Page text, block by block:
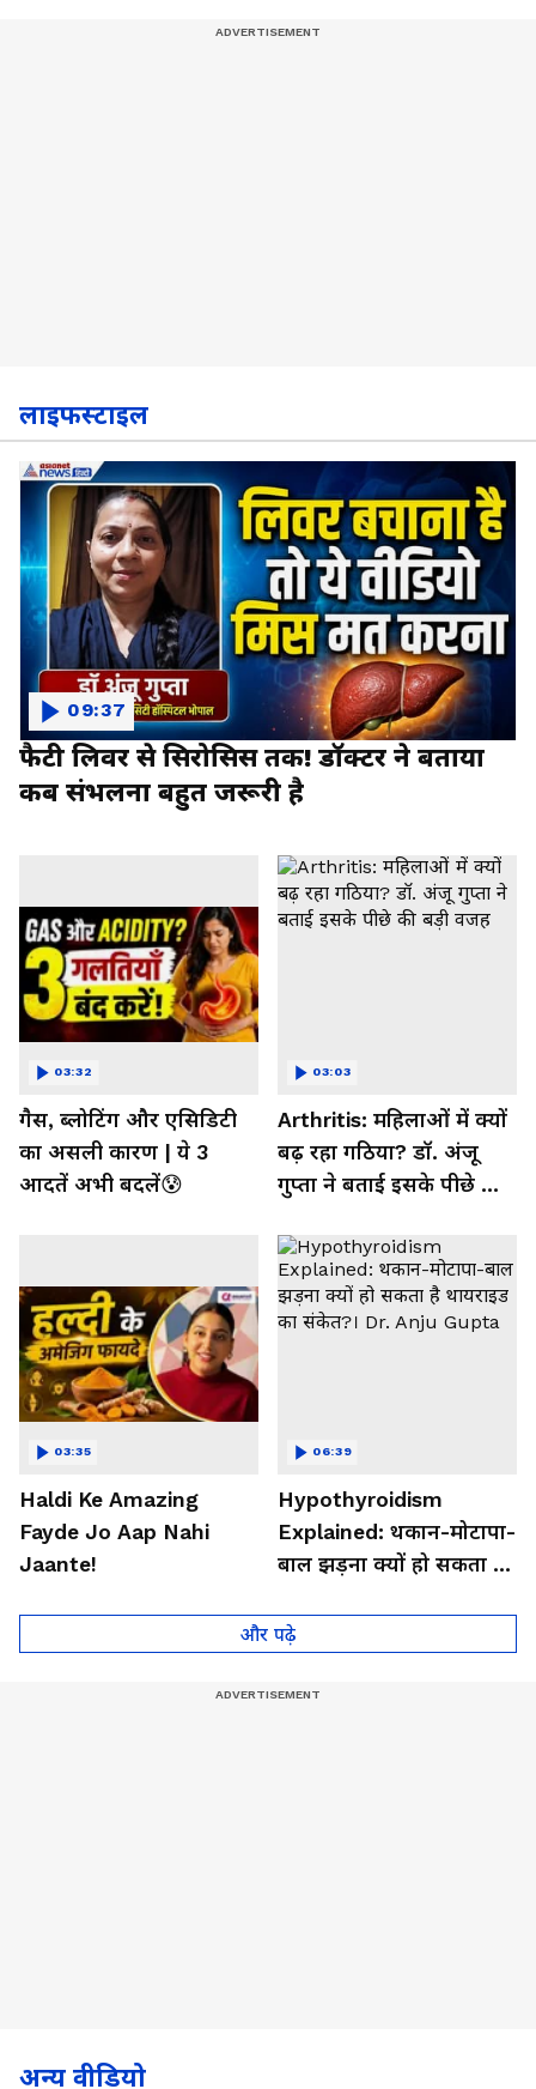
लाइफस्टाइल
फैटी लिवर से सिरोसिस तक! डॉक्टर ने बताया
कब संभलना बहुत जरूरी है
09:37
गैस, ब्लोटिंग और एसिडिटी
का असली कारण | ये 3
आदतें अभी बदलें😰
03:32
Arthritis: महिलाओं में क्यों
बढ़ रहा गठिया? डॉ. अंजू
गुप्ता ने बताई इसके पीछे की
03:03
Haldi Ke Amazing
Fayde Jo Aap Nahi
Jaante!
03:35
Hypothyroidism
Explained: थकान-मोटापा-
बाल झड़ना क्यों हो सकता है
Anju Gupta
06:39
और पढ़े
अन्य वीडियो